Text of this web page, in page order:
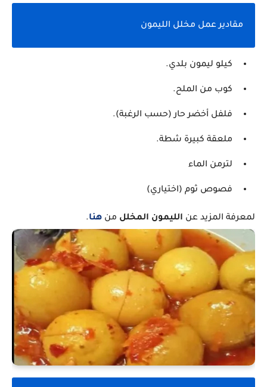
مقادير عمل مخلل الليمون
كيلو ليمون بلدي.
كوب من الملح.
فلفل أخضر حار (حسب الرغبة).
ملعقة كبيرة شطة.
لترمن الماء
فصوص ثوم (اختياري)
لمعرفة المزيد عن الليمون المخلل من هنا.